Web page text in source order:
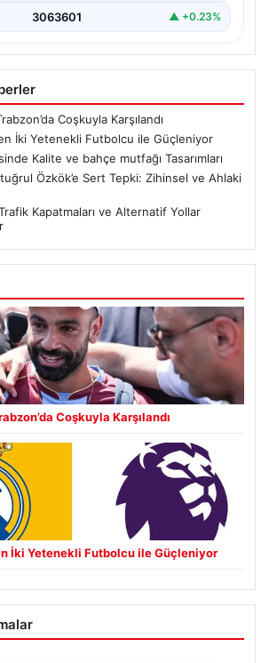
3063601 ▲ +0.23%
Coşkuyla Karşılandı
İki Yetenekli Futbolcu ile Güçleniyor
Kalite ve bahçe mutfağı Tasarımları
Özkök’e Sert Tepki: Zihinsel ve Ahlaki
Kapatmaları ve Alternatif Yollar
Coşkuyla Karşılandı
İki Yetenekli Futbolcu ile Güçleniyor